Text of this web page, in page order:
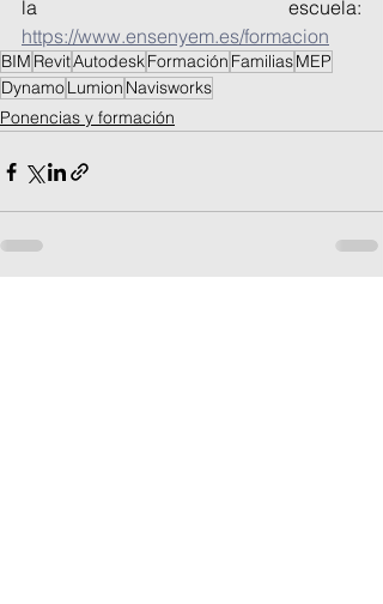
https://www.ensenyem.es/formacion
BIM RevitAutodeskFormación FamiliasMEP
DynamoLumion Navisworks
Ponencias y formación